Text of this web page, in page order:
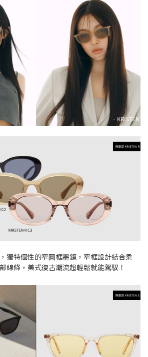
獨特個性的窄圓框墨鏡，窄框設計結合柔
線條，美式復古潮流超輕鬆就能駕馭！